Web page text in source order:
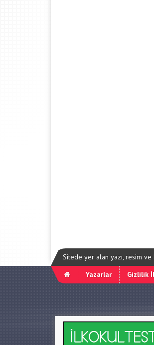
Sitede yer alan yazı, resim
Yazarlar
Gizlilik